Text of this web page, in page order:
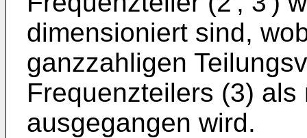
dimensioniert sind,
ganzzahligen
Frequenzteilers (3)
ausgegangen wird.